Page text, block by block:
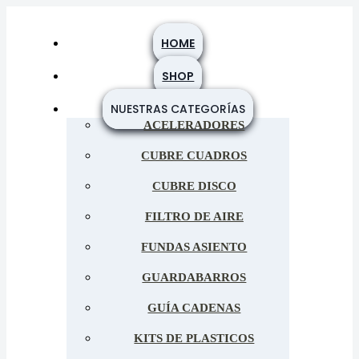
HOME
SHOP
NUESTRAS CATEGORÍAS
ACELERADORES
CUBRE CUADROS
CUBRE DISCO
FILTRO DE AIRE
FUNDAS ASIENTO
GUARDABARROS
GUÍA CADENAS
KITS DE PLASTICOS
31505 Posa Pié
Posa Pie SHARK (CRF230,
250F, XR, Tornado, Xr200,
DT200, FALCON, XRE –
Rojo
$ 89.128